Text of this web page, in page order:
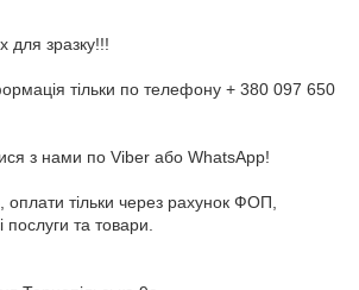
для зразку!!!
тільки по телефону + 380 097 650
з нами по Viber або WhatsApp!
тільки через рахунок ФОП,
та товари.